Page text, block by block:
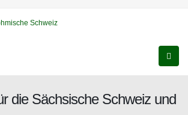
die Sächsische Schweiz und